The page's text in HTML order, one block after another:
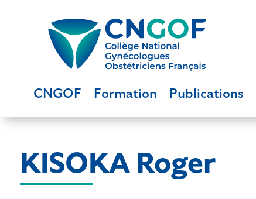
CNGOF Formation Publications
KISOKA Roger